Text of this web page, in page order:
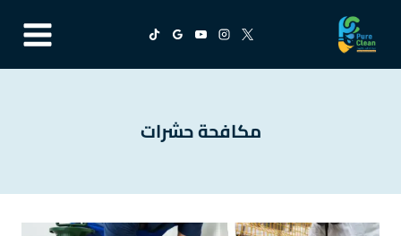
المحتوى
مكافحة حشرات